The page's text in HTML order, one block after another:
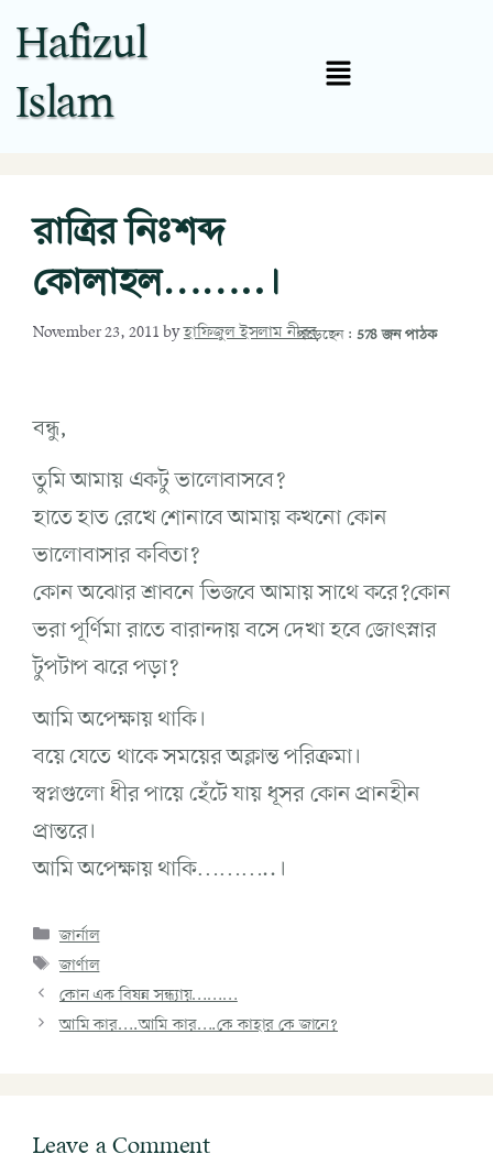
Hafizul
Islam
রাত্রির নিঃশব্দ
কোলাহল……..।
November 23, 2011 byহাফিজুল ইসলাম নীরবপড়েছেন: 578 জন পাঠক
বন্ধু,
তুমি আমায় একটু ভালোবাসবে?
হাতে হাত রেখে শোনাবে আমায় কখনো কোন
ভালোবাসার কবিতা?
কোন অঝোর শ্রাবনে ভিজবে আমায় সাথে করে?কোন
ভরা পূর্ণিমা রাতে বারান্দায় বসে দেখা হবে জোৎস্নার
টুপটাপ ঝরে পড়া?
আমি অপেক্ষায় থাকি।
বয়ে যেতে থাকে সময়ের অক্লান্ত পরিক্রমা।
স্বপ্নগুলো ধীর পায়ে হেঁটে যায় ধূসর কোন প্রানহীন
প্রান্তরে।
আমি অপেক্ষায় থাকি………..।
জার্নাল
জার্ণাল
কোন এক বিষন্ন সন্ধ্যায়………
আমি কার….আমি কার….কে কাহার কে জানে?
Leave a Comment